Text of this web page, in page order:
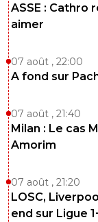
ASSE : Cathro
aimer
07 août , 22:00
A fond sur
07 août , 21:40
Milan : Le cas
Amorim
07 août , 21:20
LOSC,
end sur Ligue